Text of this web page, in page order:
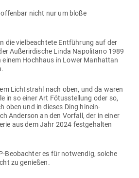
nicht nur um bloße
die viel­be­achtete Ent­führung auf der
Außer­ir­dische Linda Napo­litano 1989
einem Hochhaus in Lower Man­hattan
Licht­strahl nach oben, und da waren
in so einer Art Fötus­stellung oder so,
oben und in dieses Ding hin­ein­
Anderson an den Vorfall, der in einer
aus dem Jahr 2024 fest­ge­halten
Beob­achter es für not­wendig, solche
zu genießen.